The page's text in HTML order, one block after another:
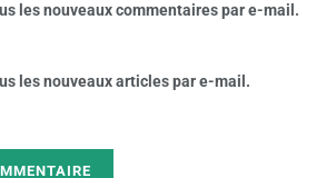
les nouveaux commentaires par e-mail.
les nouveaux articles par e-mail.